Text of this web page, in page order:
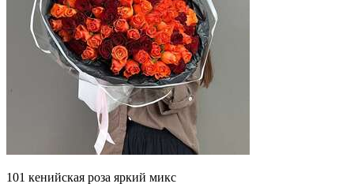
101 кенийская роза яркий микс